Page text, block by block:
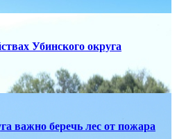
Убинского округа
важно беречь лес от пожара